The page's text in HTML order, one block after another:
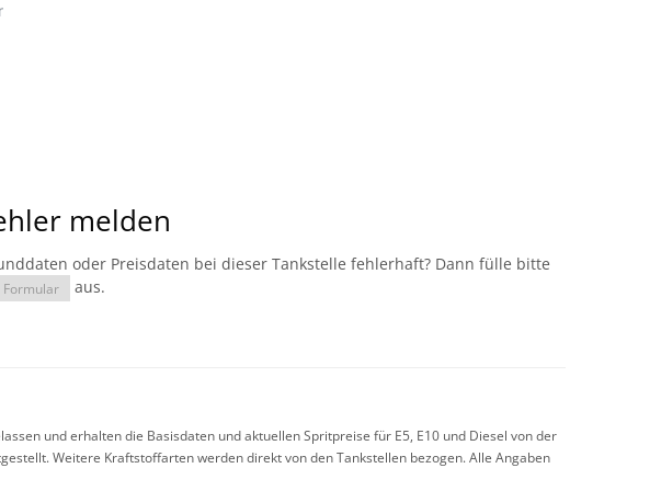
melden
oder Preisdaten bei dieser Tankstelle fehlerhaft? Dann fülle bitte
Formular aus.
und erhalten die Basisdaten und aktuellen Spritpreise für E5, E10 und Diesel von der
Weitere Kraftstoffarten werden direkt von den Tankstellen bezogen. Alle Angaben